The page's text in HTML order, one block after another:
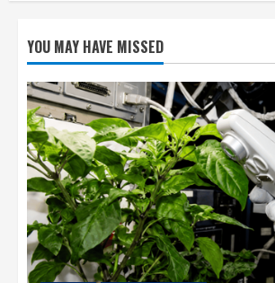
2
tranh với Anthropic và
7 Tháng 8 2026, 08:18
3
Rocket Lab phóng vệ
Nhật Bản sau 5 tuần trì
7 Tháng 8 2026, 08:07
4
OpenAI sắp bỏ giới hạn
người dùng ChatGPT
7 Tháng 8 2026, 07:55
YOU MAY HAVE MISSED